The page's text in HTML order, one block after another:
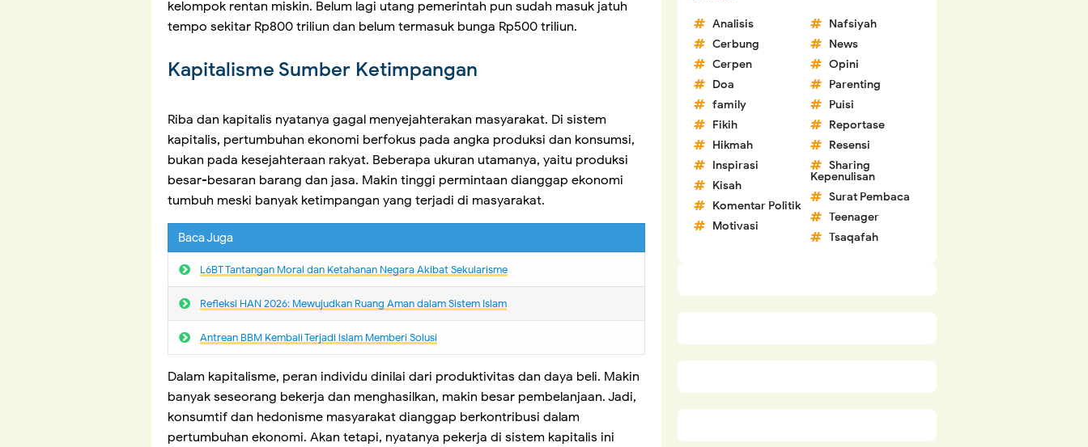
kelompok rentan miskin. Belum lagi utang pemerintah pun sudah masuk jatuh
tempo sekitar Rp800 triliun dan belum termasuk bunga Rp500 triliun.
Kapitalisme Sumber Ketimpangan
Riba dan kapitalis nyatanya gagal menyejahterakan masyarakat. Di sistem
kapitalis, pertumbuhan ekonomi berfokus pada angka produksi dan konsumsi,
bukan pada kesejahteraan rakyat. Beberapa ukuran utamanya, yaitu produksi
besar-besaran barang dan jasa. Makin tinggi permintaan dianggap ekonomi
tumbuh meski banyak ketimpangan yang terjadi di masyarakat.
Baca Juga
L6BT Tantangan Moral dan Ketahanan Negara Akibat Sekularisme
Refleksi HAN 2026: Mewujudkan Ruang Aman dalam Sistem Islam
Antrean BBM Kembali Terjadi lslam Memberi Solusi
Dalam kapitalisme, peran individu dinilai dari produktivitas dan daya beli. Makin
banyak seseorang bekerja dan menghasilkan, makin besar pembelanjaan. Jadi,
konsumtif dan hedonisme masyarakat dianggap berkontribusi dalam
pertumbuhan ekonomi. Akan tetapi, nyatanya pekerja di sistem kapitalis ini
Analisis
Cerbung
Cerpen
Doa
family
Fikih
Hikmah
Inspirasi
Kisah
Komentar Politik
Motivasi
Nafsiyah
News
Opini
Parenting
Puisi
Reportase
Resensi
Sharing
Kepenulisan
Surat Pembaca
Teenager
Tsaqafah